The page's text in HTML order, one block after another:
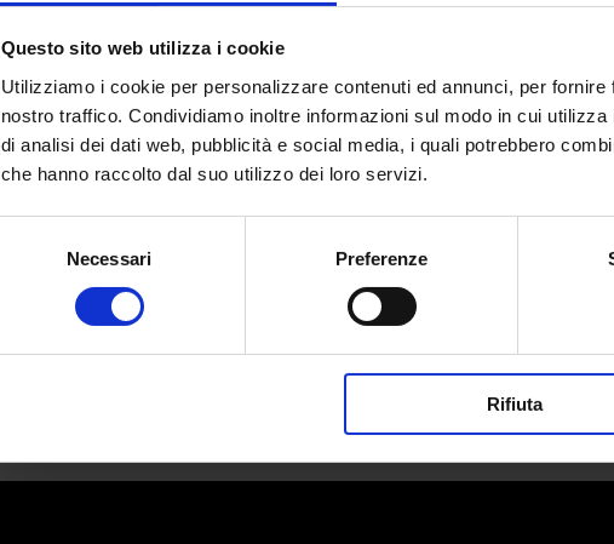
Questo sito web utilizza i cookie
Utilizziamo i cookie per personalizzare contenuti ed annunci, per
nostro traffico. Condividiamo inoltre informazioni sul modo in cui
di analisi dei dati web, pubblicità e social media, i quali potrebbero
che hanno raccolto dal suo utilizzo dei loro servizi.
Necessari Preferenze
Rifiuta
Tafheet: le corse clandestine
Tra boom economico e